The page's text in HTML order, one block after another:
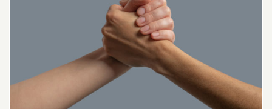
Gemeinsam stärker: Aktionen mit
Nachbarhändlern organisieren